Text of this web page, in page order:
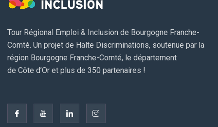
Tour Régional Emploi & Inclusion de Bourgogne Franche-
Comté. Un projet de Halte Discriminations, soutenue par la
région Bourgogne Franche-Comté, le département
de Côte d’Or et plus de 350 partenaires !